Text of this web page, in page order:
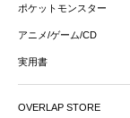
ポケットモンスター
アニメ/ゲーム/CD
実用書
OVERLAP STORE